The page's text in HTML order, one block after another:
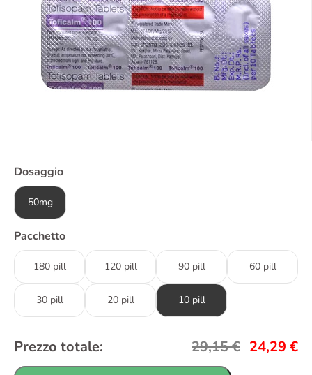
Dosaggio
50mg
Pacchetto
180 pill 120 pill 90 pill 60 pill
30 pill 20 pill 10 pill
Prezzo totale: 29,15€ 24,29 €